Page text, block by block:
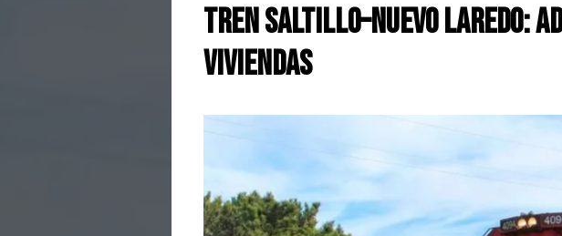
Tren Saltillo–Nuevo Laredo:
viviendas